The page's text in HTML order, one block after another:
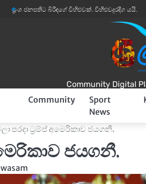
බිරිඳගේ විහිළුවක්. විහිළුවදුරදිග යයි. කැනඩාවේ
Community Digital
Community
Sport
News
පරදා ට්‍රම්ප් අමෙරිකාව ජයගනී.
ජයගනී.